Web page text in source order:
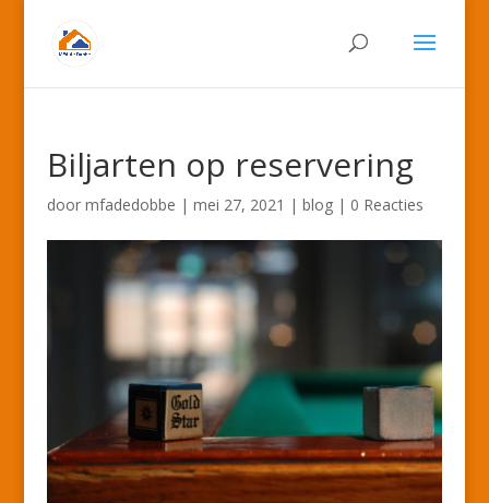
Biljarten op reservering
door mfadedobbe | mei 27, 2021 | blog| 0 Reacties